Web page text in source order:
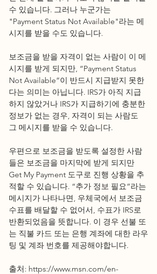
수 있습니다. 그러나 누군가는
"Payment Status Not Available"라는 메
시지를 받을 수도 있습니다.
보조금을 받을 자격이 없는 사람이 이 메
시지를 받게 되지만, “Payment Status
Not Available”이 반드시 지급받지 못한
다는 의미는 아닙니다. IRS가 아직 지급
하지 않았거나 IRS가 지급하기에 충분한
정보가 없는 경우, 자격이 되는 사람도
그 메시지를 받을 수 있습니다.
우편으로 보조금을 받도록 설정한 사람
들은 보조금을 마지막에 받게 되지만
Get My Payment 도구로 진행 상황을 추
적할 수 있습니다. “추가 정보 필요”라는
메시지가 나타나면, 우체국에서 보조금
수표를 배달할 수 없어서, 수표가 IRS로
반환되었음을 뜻합니다. 이 경우 선불 또
는 직불 카드 또는 은행 계좌에 대한 라우
팅 및 계좌 번호를 제공해야합니다.
출처: https://www.msn.com/en-